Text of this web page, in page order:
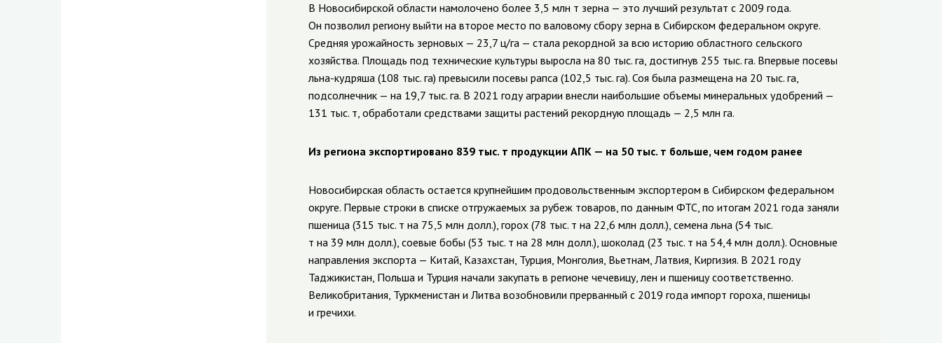
В Новосибирской области намолочено более 3,5 млн т зерна — это лучший результат с 2009 года.
Он позволил региону выйти на второе место по валовому сбору зерна в Сибирском федеральном округе.
Средняя урожайность зерновых — 23,7 ц/га — стала рекордной за всю историю областного сельского
хозяйства. Площадь под технические культуры выросла на 80 тыс. га, достигнув 255 тыс. га. Впервые посевы
льна-кудряша (108 тыс. га) превысили посевы рапса (102,5 тыс. га). Соя была размещена на 20 тыс. га,
подсолнечник — на 19,7 тыс. га. В 2021 году аграрии внесли наибольшие объемы минеральных удобрений —
131 тыс. т, обработали средствами защиты растений рекордную площадь — 2,5 млн га.
Из региона экспортировано 839 тыс. т продукции АПК — на 50 тыс. т больше, чем годом ранее
Новосибирская область остается крупнейшим продовольственным экспортером в Сибирском федеральном
округе. Первые строки в списке отгружаемых за рубеж товаров, по данным ФТС, по итогам 2021 года заняли
пшеница (315 тыс. т на 75,5 млн долл.), горох (78 тыс. т на 22,6 млн долл.), семена льна (54 тыс.
т на 39 млн долл.), соевые бобы (53 тыс. т на 28 млн долл.), шоколад (23 тыс. т на 54,4 млн долл.). Основные
направления экспорта — Китай, Казахстан, Турция, Монголия, Вьетнам, Латвия, Киргизия. В 2021 году
Таджикистан, Польша и Турция начали закупать в регионе чечевицу, лен и пшеницу соответственно.
Великобритания, Туркменистан и Литва возобновили прерванный с 2019 года импорт гороха, пшеницы
и гречихи.